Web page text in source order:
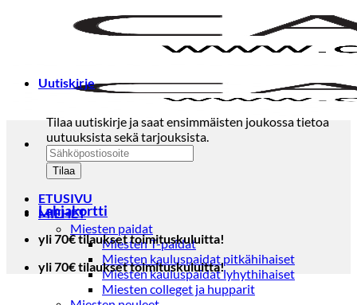
ETUSIVU
MIEHET
Miesten paidat
Miesten T-paidat
Miesten kauluspaidat pitkähihaiset
Miesten kauluspaidat lyhythihaiset
Miesten colleget ja hupparit
Uutiskirje
Tilaa uutiskirje ja saat ensimmäisten joukossa tietoa
uutuuksista sekä tarjouksista.
Lahjakortti
yli 70€ tilaukset toimituskuluitta!
yli 70€ tilaukset toimituskuluitta!